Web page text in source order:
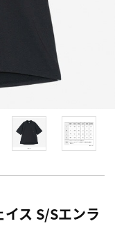
ス S/Sエンラ